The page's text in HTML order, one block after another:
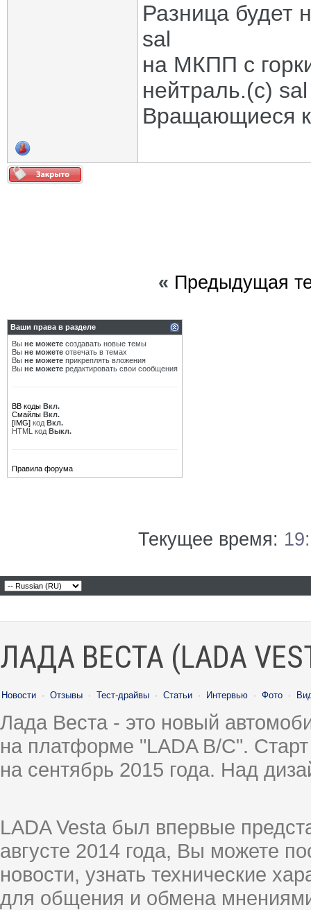
Разница будет
sal
на МКПП с
нейтраль.(с) sal
Вращающиеся
« Предыдущая
Ваши права в разделе
Вы не можете создавать новые темы
Вы не можете отвечать в темах
Вы не можете прикреплять вложения
Вы не можете редактировать свои сообщения
BB коды Вкл.
Смайлы Вкл.
[IMG] код Вкл.
HTML код Выкл.
Правила форума
Текущее время:
ЛАДА ВЕСТА (LADA
Новости · Отзывы · Тест-драйвы · Статьи · Интервью · Фото ·
Лада Веста - это новый
на платформе "LADA B/C".
на сентябрь 2015 года. Над
LADA Vesta был впервые
августе 2014 года, Вы можете
новости, узнать технические
для общения и обмена